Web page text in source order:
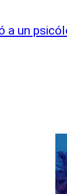
a un